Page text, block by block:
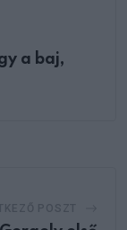
a baj,